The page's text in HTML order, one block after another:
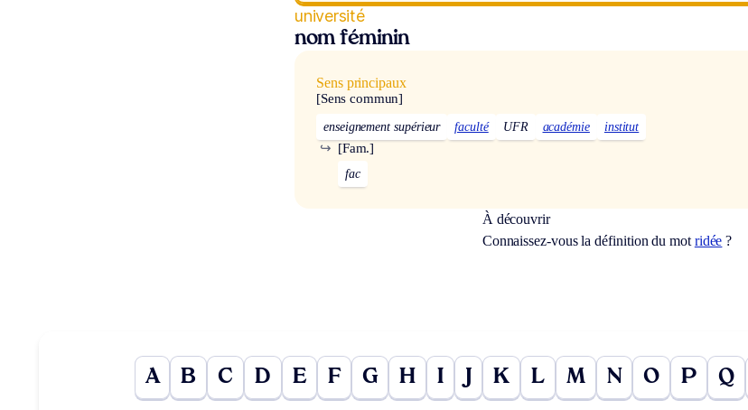
université
nom féminin
Sens principaux
[Sens commun]
enseignement supérieur faculté UFR académie institut
[Fam.]
↪
fac
À découvrir
Connaissez-vous la définition du mot ridée ?
A B C D E F G H I J K L M N O P Q